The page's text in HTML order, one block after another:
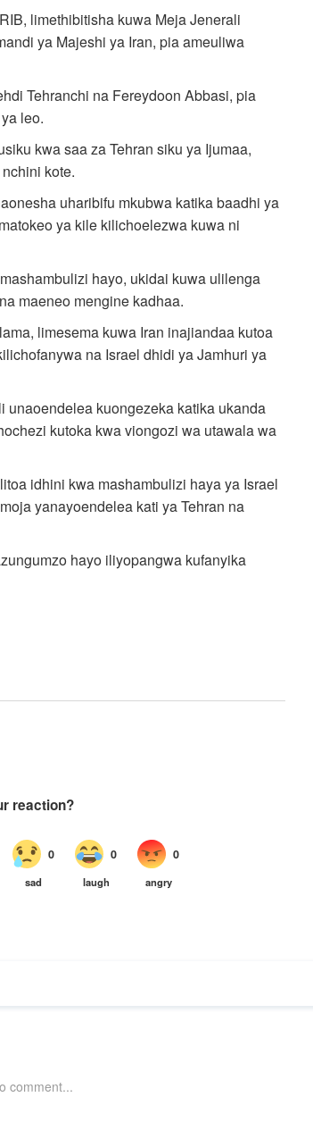
limethibitisha kuwa Meja Jenerali
ya Majeshi ya Iran, pia ameuliwa
Tehranchi na Fereydoon Abbasi, pia
leo.
kwa saa za Tehran siku ya Ijumaa,
kote.
uharibifu mkubwa katika baadhi ya
ya kile kilichoelezwa kuwa ni
hayo, ukidai kuwa ulilenga
maeneo mengine kadhaa.
limesema kuwa Iran inajiandaa kutoa
na Israel dhidi ya Jamhuri ya
unaoendelea kuongezeka katika ukanda
kutoka kwa viongozi wa utawala wa
idhini kwa mashambulizi haya ya Israel
yanayoendelea kati ya Tehran na
hayo iliyopangwa kufanyika